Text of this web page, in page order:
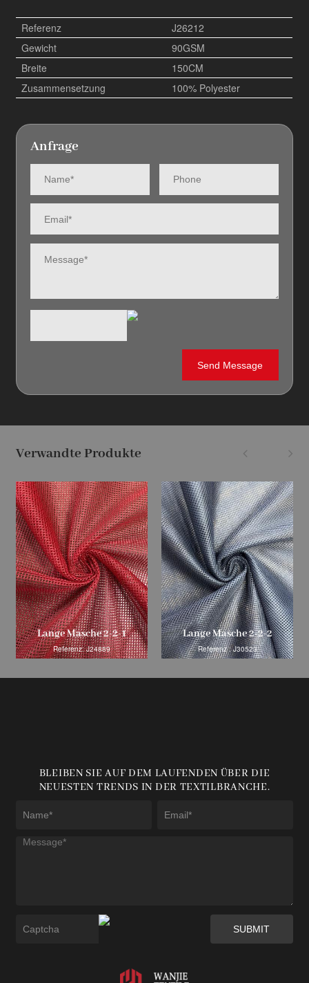
Referenz
J26212
Gewicht
90GSM
Breite
150CM
Zusammensetzung
100% Polyester
Anfrage
Verwandte Produkte
Lange Masche 2-2-1
Referenz: J24889
Lange Masche 2-2-2
Referenz : J30523
BLEIBEN SIE AUF DEM LAUFENDEN ÜBER DIE
NEUESTEN TRENDS IN DER TEXTILBRANCHE.